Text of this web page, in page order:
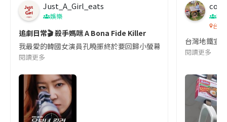
Just_A_Girl_eats
娛樂
追劇日常🎬 殺手媽咪 A Bona Fide Killer
我最愛的韓國女演員孔曉振終於要回歸小螢幕啦!這次的劇本改編
閱讀更多
co
吹
台灣
台灣地鐵宣
閱讀更多